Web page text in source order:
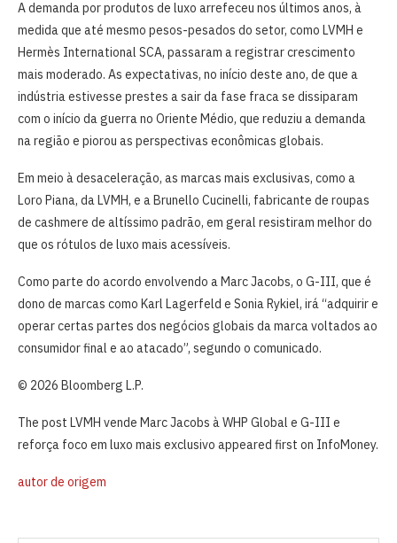
A demanda por produtos de luxo arrefeceu nos últimos anos, à
medida que até mesmo pesos-pesados do setor, como LVMH e
Hermès International SCA, passaram a registrar crescimento
mais moderado. As expectativas, no início deste ano, de que a
indústria estivesse prestes a sair da fase fraca se dissiparam
com o início da guerra no Oriente Médio, que reduziu a demanda
na região e piorou as perspectivas econômicas globais.
Em meio à desaceleração, as marcas mais exclusivas, como a
Loro Piana, da LVMH, e a Brunello Cucinelli, fabricante de roupas
de cashmere de altíssimo padrão, em geral resistiram melhor do
que os rótulos de luxo mais acessíveis.
Como parte do acordo envolvendo a Marc Jacobs, o G-III, que é
dono de marcas como Karl Lagerfeld e Sonia Rykiel, irá “adquirir e
operar certas partes dos negócios globais da marca voltados ao
consumidor final e ao atacado”, segundo o comunicado.
© 2026 Bloomberg L.P.
The post LVMH vende Marc Jacobs à WHP Global e G-III e
reforça foco em luxo mais exclusivo appeared first on InfoMoney.
autor de origem